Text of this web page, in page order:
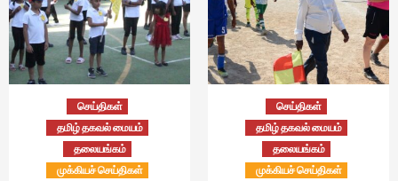
செய்திகள்
தமிழ் தகவல் மையம்
தலையங்கம்
முக்கியச் செய்திகள்
செய்திகள்
தமிழ் தகவல் மையம்
தலையங்கம்
முக்கியச் செய்திகள்